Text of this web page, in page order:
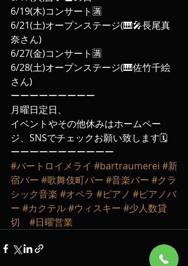
6/19(木)コンサート🈵
6/21(土)オープンステージ(🎹🎤長尾真
奈さん)
6/27(金)コンサート🈵
6/28(土)オープンステージ(🎹佐竹千絵
さん)
ーーーーーーーーー
月曜日定日、
イベントやその他休みはホームペー
ジ、SNSでチェックお願い致します🗓️
ーーーーーーーーーーー
#バートロイメライ #bartraumerei #新
宿バー #歌舞伎町バー #音楽バー #クラ
シック音楽 #オペラ #ピアノ #ピアノバ
ー #カクテル#ウィスキー #少人数貸
切
#日曜営業